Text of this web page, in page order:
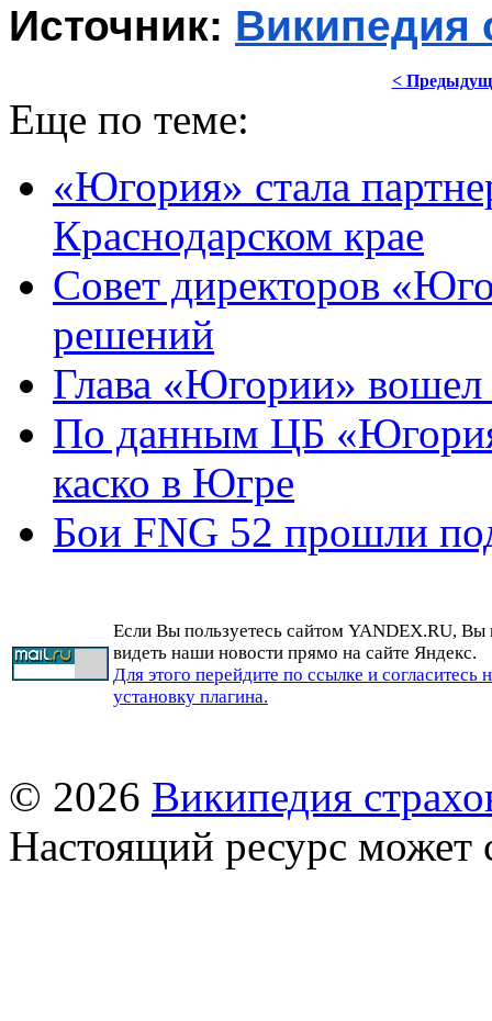
Источник: Википедия
<
Еще по теме:
«Югория» стала
Краснодарском крае
Совет директоров
решений
Глава «Югории»
По данным ЦБ
каско в Югре
Бои FNG 52 прошли
Если Вы пользуетесь сайтом YANDEX.RU, Вы
видеть наши новости прямо на сайте Яндекс.
Для этого перейдите по ссылке и согласитесь
установку плагина.
© 2026 Википедия
Настоящий ресурс может